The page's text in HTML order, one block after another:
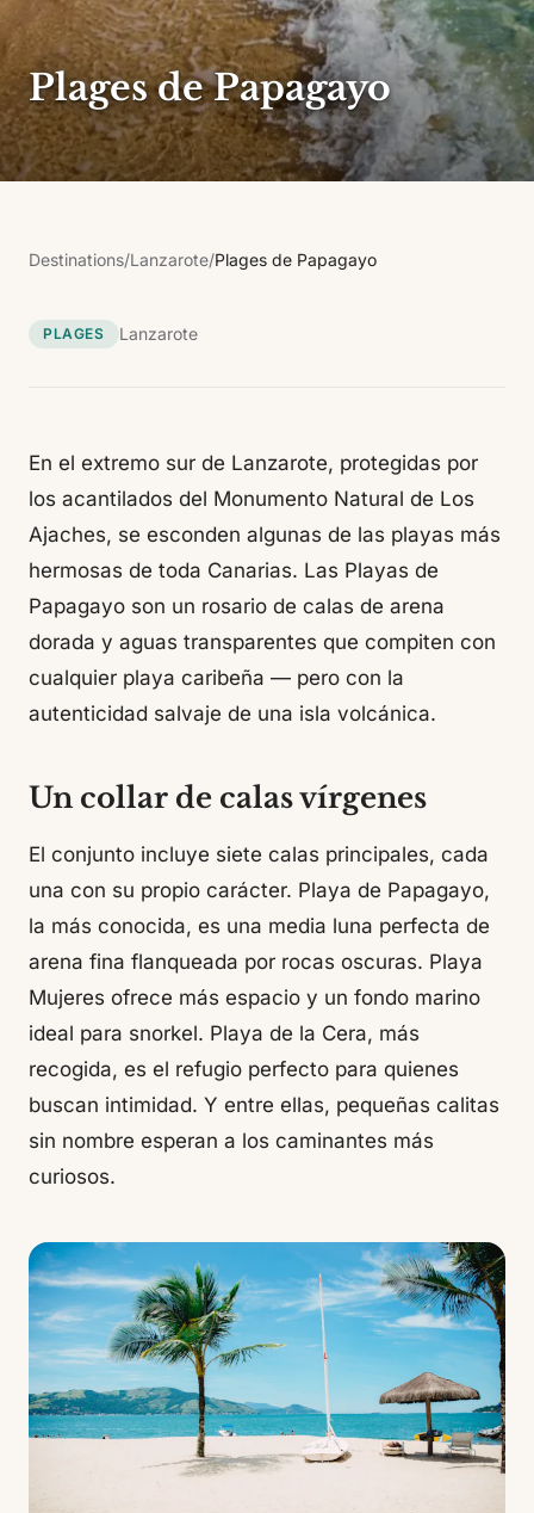
Plages de Papagayo
Destinations/Lanzarote/Plages de Papagayo
PLAGES Lanzarote
En el extremo sur de Lanzarote, protegidas por
los acantilados del Monumento Natural de Los
Ajaches, se esconden algunas de las playas más
hermosas de toda Canarias. Las Playas de
Papagayo son un rosario de calas de arena
dorada y aguas transparentes que compiten con
cualquier playa caribeña — pero con la
autenticidad salvaje de una isla volcánica.
Un collar de calas vírgenes
El conjunto incluye siete calas principales, cada
una con su propio carácter. Playa de Papagayo,
la más conocida, es una media luna perfecta de
arena fina flanqueada por rocas oscuras. Playa
Mujeres ofrece más espacio y un fondo marino
ideal para snorkel. Playa de la Cera, más
recogida, es el refugio perfecto para quienes
buscan intimidad. Y entre ellas, pequeñas calitas
sin nombre esperan a los caminantes más
curiosos.